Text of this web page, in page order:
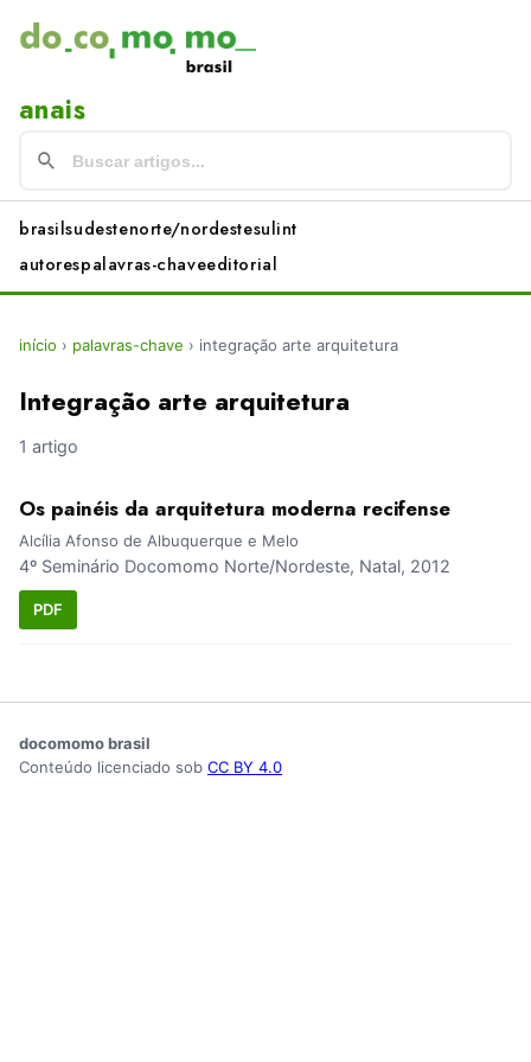
anais
brasilsudestenorte/nordestesulint
autorespalavras-chaveeditorial
início › palavras-chave › integração arte arquitetura
Integração arte arquitetura
1 artigo
Os painéis da arquitetura moderna recifense
Alcília Afonso de Albuquerque e Melo
4º Seminário Docomomo Norte/Nordeste, Natal, 2012
PDF
docomomo brasil
Conteúdo licenciado sob CC BY 4.0